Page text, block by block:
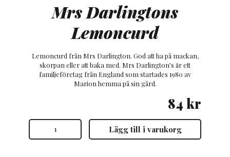
Mrs Darlingtons
Lemoncurd
Lemoncurd från Mrs Darlington. God att ha på mackan,
skorpan eller att baka med. Mrs Darlington’s är ett
familjeföretag från England som startades 1980 av
Marion hemma på sin gård.
84 kr
Mrs
Darlingtons
Lemoncurd
Lägg till i varukorg